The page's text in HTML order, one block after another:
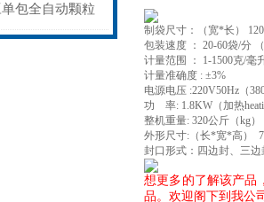
食盐包装机
包全自动颗粒
制袋尺寸：（宽*长）
包装速度 ： 20-60袋/分 （
计量范围 ： 1-1500克/毫
计量准确度 : ±3%
电源电压 :220V50Hz（
功 率: 1.8KW（加热
整机重量: 320公斤（kg）
外形尺寸:（长*宽*高）
封口形式：四边封、三边
想更多的了解该产品
品。欢迎阁下到我公